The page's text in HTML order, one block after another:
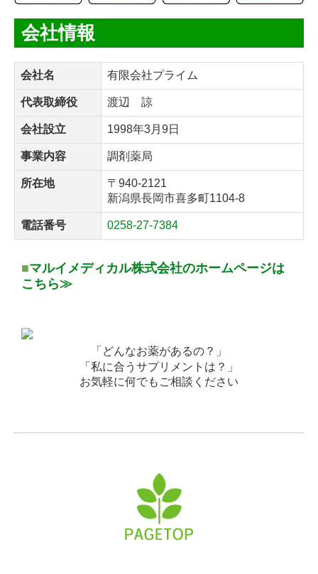
会社情報
会社名 有限会社プライム
代表取締役 渡辺 諒
会社設立 1998年3月9日
事業内容 調剤薬局
所在地
〒940-2121
新潟県長岡市喜多町1104-8
電話番号 0258-27-7384
■マルイメディカル株式会社のホームページは
こちら≫
「どんなお薬があるの？」
「私に合うサプリメントは？」
お気軽に何でもご相談ください